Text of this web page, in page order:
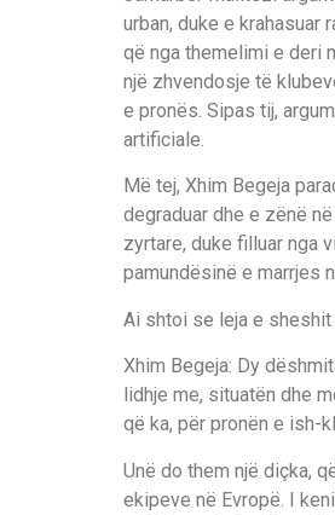
urban, duke e krahasuar
që nga themelimi e deri
një zhvendosje të
e pronës. Sipas tij,
artificiale.
Më tej, Xhim Begeja
degraduar dhe e zënë
zyrtare, duke filluar nga
pamundësinë e marrjes
Ai shtoi se leja e sheshit
Xhim Begeja: Dy
lidhje me, situatën dhe
që ka, për pronën e ish-
Unë do them një diçka,
ekipeve në Evropë. I